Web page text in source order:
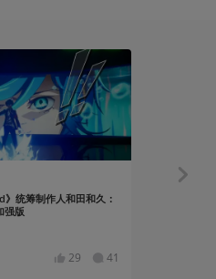
》统筹制作人和田和久：
强版
29 41